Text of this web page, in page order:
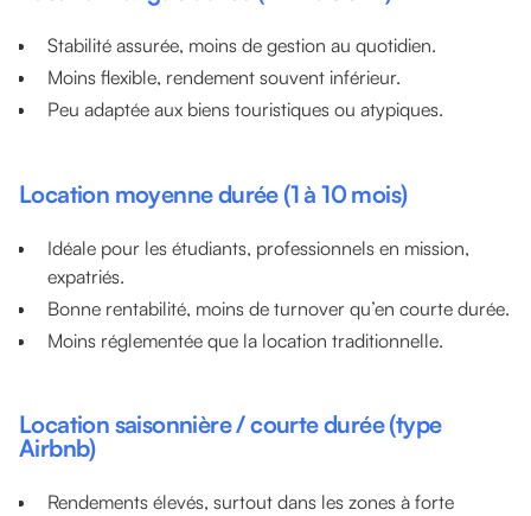
Stabilité assurée, moins de gestion au quotidien.
Moins flexible, rendement souvent inférieur.
Peu adaptée aux biens touristiques ou atypiques.
Location moyenne durée (1 à 10 mois)
Idéale pour les étudiants, professionnels en mission,
expatriés.
Bonne rentabilité, moins de turnover qu’en courte durée.
Moins réglementée que la location traditionnelle.
Location saisonnière / courte durée (type
Airbnb)
Rendements élevés, surtout dans les zones à forte